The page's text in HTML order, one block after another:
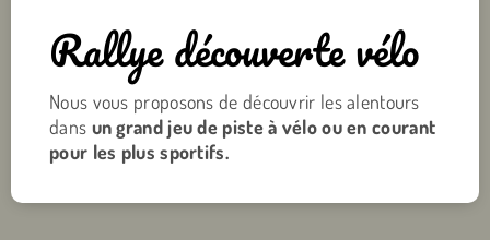
Rallye découverte vélo
Nous vous proposons de découvrir les alentours
dans un grand jeu de piste à vélo ou en courant
pour les plus sportifs.